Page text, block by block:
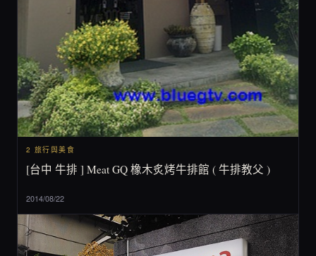
2 旅行與美食
[台中 牛排 ] Meat GQ 橡木炙烤牛排館 ( 牛排教父 )
2014/08/22